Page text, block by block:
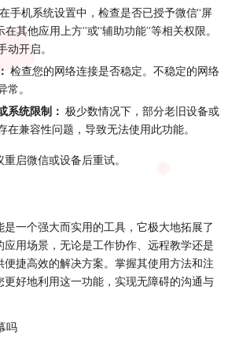
在手机系统设置中，检查是否已授予微信“屏
在其他应用上方”或“辅助功能”等相关权限。
动开启。
检查您的网络连接是否稳定。不稳定的网络
。
系统限制： 极少数情况下，部分老旧设备或
在兼容性问题，导致无法使用此功能。
启微信或设备后重试。
一个强大而实用的工具，它极大地拓展了
用场景，无论是工作协作、远程教学还是
捷高效的解决方案。掌握其使用方法和注
更好地利用这一功能，实现无障碍的沟通与